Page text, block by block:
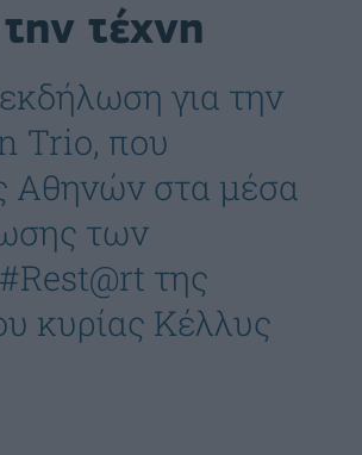
τέχνη
για την
Trio, που
Αθηνών στα μέσα
των
της
κυρίας Κέλλυς